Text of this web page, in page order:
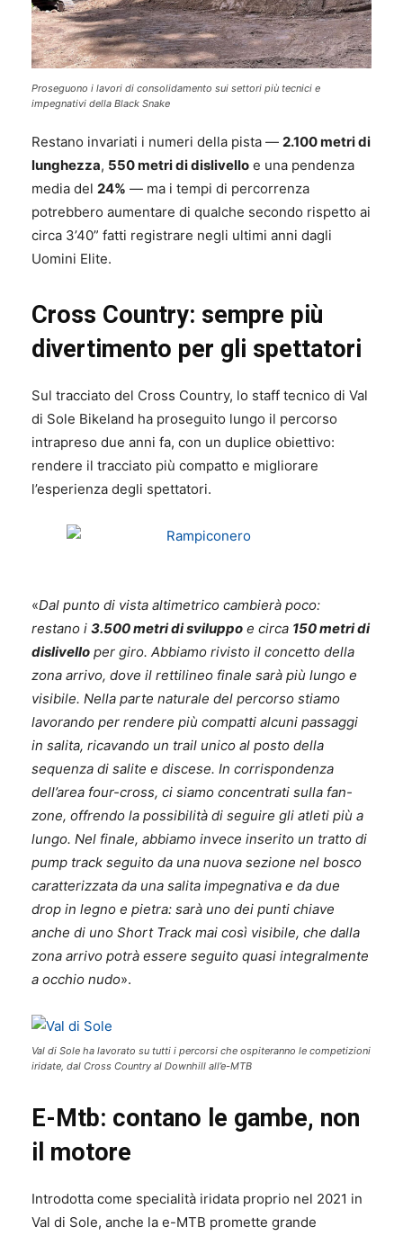
Proseguono i lavori di consolidamento sui settori più tecnici e
impegnativi della Black Snake
Restano invariati i numeri della pista — 2.100 metri di
lunghezza, 550 metri di dislivello e una pendenza
media del 24% — ma i tempi di percorrenza
potrebbero aumentare di qualche secondo rispetto ai
circa 3’40” fatti registrare negli ultimi anni dagli
Uomini Elite.
Cross Country: sempre più
divertimento per gli spettatori
Sul tracciato del Cross Country, lo staff tecnico di Val
di Sole Bikeland ha proseguito lungo il percorso
intrapreso due anni fa, con un duplice obiettivo:
rendere il tracciato più compatto e migliorare
l’esperienza degli spettatori.
«Dal punto di vista altimetrico cambierà poco:
restano i 3.500 metri di sviluppo e circa 150 metri di
dislivello per giro. Abbiamo rivisto il concetto della
zona arrivo, dove il rettilineo finale sarà più lungo e
visibile. Nella parte naturale del percorso stiamo
lavorando per rendere più compatti alcuni passaggi
in salita, ricavando un trail unico al posto della
sequenza di salite e discese. In corrispondenza
dell’area four-cross, ci siamo concentrati sulla fan-
zone, offrendo la possibilità di seguire gli atleti più a
lungo. Nel finale, abbiamo invece inserito un tratto di
pump track seguito da una nuova sezione nel bosco
caratterizzata da una salita impegnativa e da due
drop in legno e pietra: sarà uno dei punti chiave
anche di uno Short Track mai così visibile, che dalla
zona arrivo potrà essere seguito quasi integralmente
a occhio nudo».
Val di Sole ha lavorato su tutti i percorsi che ospiteranno le competizioni
iridate, dal Cross Country al Downhill all’e-MTB
E-Mtb: contano le gambe, non
il motore
Introdotta come specialità iridata proprio nel 2021 in
Val di Sole, anche la e-MTB promette grande